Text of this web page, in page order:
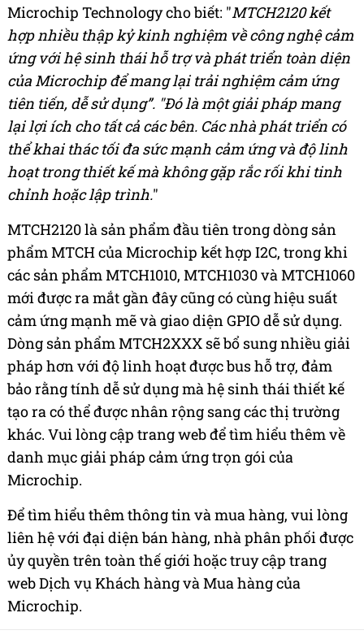
Microchip Technology cho biết: "MTCH2120 kết
hợp nhiều thập kỷ kinh nghiệm về công nghệ cảm
ứng với hệ sinh thái hỗ trợ và phát triển toàn diện
của Microchip để mang lại trải nghiệm cảm ứng
tiên tiến, dễ sử dụng”. "Đó là một giải pháp mang
lại lợi ích cho tất cả các bên. Các nhà phát triển có
thể khai thác tối đa sức mạnh cảm ứng và độ linh
hoạt trong thiết kế mà không gặp rắc rối khi tinh
chỉnh hoặc lập trình."
MTCH2120 là sản phẩm đầu tiên trong dòng sản
phẩm MTCH của Microchip kết hợp I2C, trong khi
các sản phẩm MTCH1010, MTCH1030 và MTCH1060
mới được ra mắt gần đây cũng có cùng hiệu suất
cảm ứng mạnh mẽ và giao diện GPIO dễ sử dụng.
Dòng sản phẩm MTCH2XXX sẽ bổ sung nhiều giải
pháp hơn với độ linh hoạt được bus hỗ trợ, đảm
bảo rằng tính dễ sử dụng mà hệ sinh thái thiết kế
tạo ra có thể được nhân rộng sang các thị trường
khác. Vui lòng cập trang web để tìm hiểu thêm về
danh mục giải pháp cảm ứng trọn gói của
Microchip.
Để tìm hiểu thêm thông tin và mua hàng, vui lòng
liên hệ với đại diện bán hàng, nhà phân phối được
ủy quyền trên toàn thế giới hoặc truy cập trang
web Dịch vụ Khách hàng và Mua hàng của
Microchip.